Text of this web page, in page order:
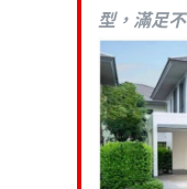
型，滿足